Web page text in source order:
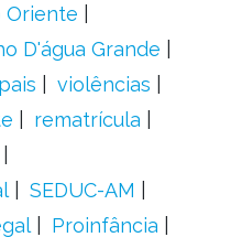
Oriente
D'água Grande
violências
rematrícula
SEDUC-AM
Proinfância